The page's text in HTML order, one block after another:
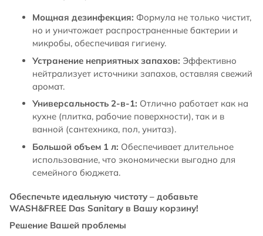
Мощная дезинфекция: Формула не только чистит,
но и уничтожает распространенные бактерии и
микробы, обеспечивая гигиену.
Устранение неприятных запахов: Эффективно
нейтрализует источники запахов, оставляя свежий
аромат.
Универсальность 2-в-1: Отлично работает как на
кухне (плитка, рабочие поверхности), так и в
ванной (сантехника, пол, унитаз).
Большой объем 1 л: Обеспечивает длительное
использование, что экономически выгодно для
семейного бюджета.
Обеспечьте идеальную чистоту – добавьте
WASH&FREE Das Sanitary в Вашу корзину!
Решение Вашей проблемы